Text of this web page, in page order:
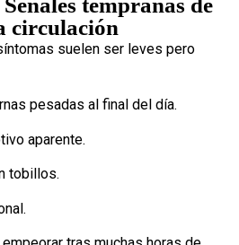
tempranas de
circulación
suelen ser leves pero
pesadas al final del día.
aparente.
tobillos.